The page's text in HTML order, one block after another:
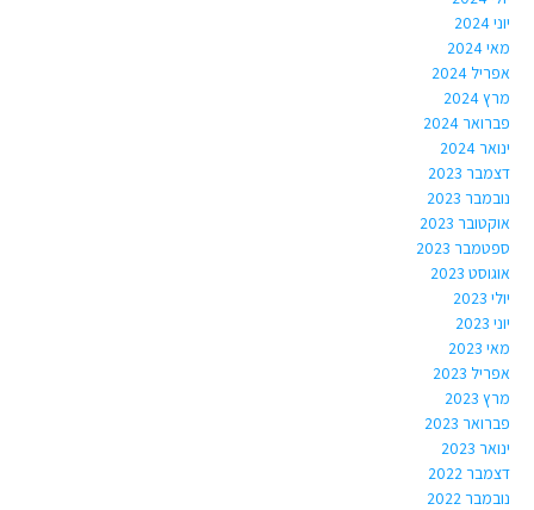
יוני 2024
מאי 2024
אפריל 2024
מרץ 2024
פברואר 2024
ינואר 2024
דצמבר 2023
נובמבר 2023
אוקטובר 2023
ספטמבר 2023
אוגוסט 2023
יולי 2023
יוני 2023
מאי 2023
אפריל 2023
מרץ 2023
פברואר 2023
ינואר 2023
דצמבר 2022
נובמבר 2022